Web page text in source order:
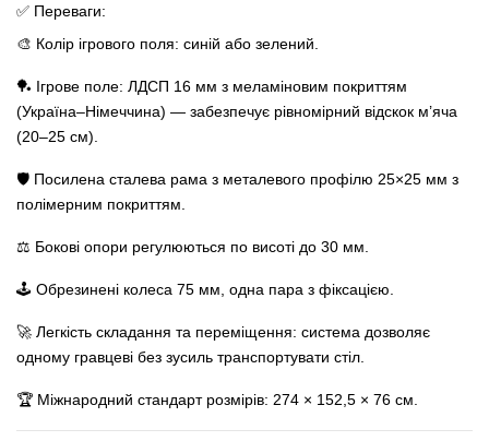
✅ Переваги:
🎨 Колір ігрового поля: синій або зелений.
🏓 Ігрове поле: ЛДСП 16 мм з меламіновим покриттям
(Україна–Німеччина) — забезпечує рівномірний відскок м’яча
(20–25 см).
🛡 Посилена сталева рама з металевого профілю 25×25 мм з
полімерним покриттям.
⚖️ Бокові опори регулюються по висоті до 30 мм.
🕹 Обрезинені колеса 75 мм, одна пара з фіксацією.
🚀 Легкість складання та переміщення: система дозволяє
одному гравцеві без зусиль транспортувати стіл.
🏆 Міжнародний стандарт розмірів: 274 × 152,5 × 76 см.